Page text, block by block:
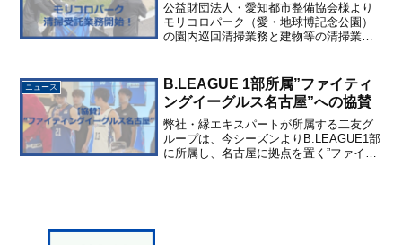
公益財団法人・愛知都市整備協会様より
モリコロパーク（愛・地球博記念公園）
の園内巡回清掃業務と建物等の清掃業務
ニュース
B.LEAGUE 1部所属”ファイティ
ングイーグルス名古屋”への協賛
弊社・縁エキスパートが所属する二友グ
ループは、今シーズンよりB.LEAGUE1部
に所属し、名古屋に拠点を置く”ファイテ